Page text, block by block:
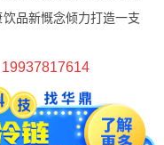
品新慨念倾力打造一支
19937817614